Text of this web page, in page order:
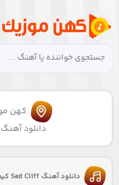
کهن
دانلود آهنگ Sad Cliff کیم تهیونگ
دانلود آهنگ Sad Cliff کیم تهیونگ